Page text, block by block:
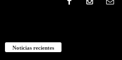
Noticias recientes